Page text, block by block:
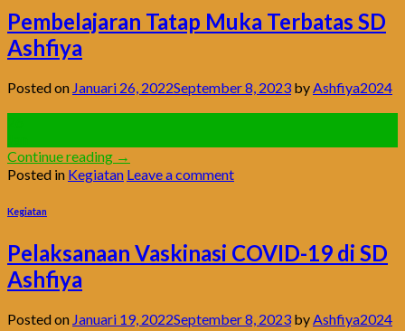
Pembelajaran Tatap Muka Terbatas SD
Ashfiya
Posted on Januari 26, 2022September 8, 2023 by Ashfiya2024
Continue reading →
Posted in Kegiatan Leave a comment
Kegiatan
Pelaksanaan Vaskinasi COVID-19 di SD
Ashfiya
Posted on Januari 19, 2022September 8, 2023 by Ashfiya2024